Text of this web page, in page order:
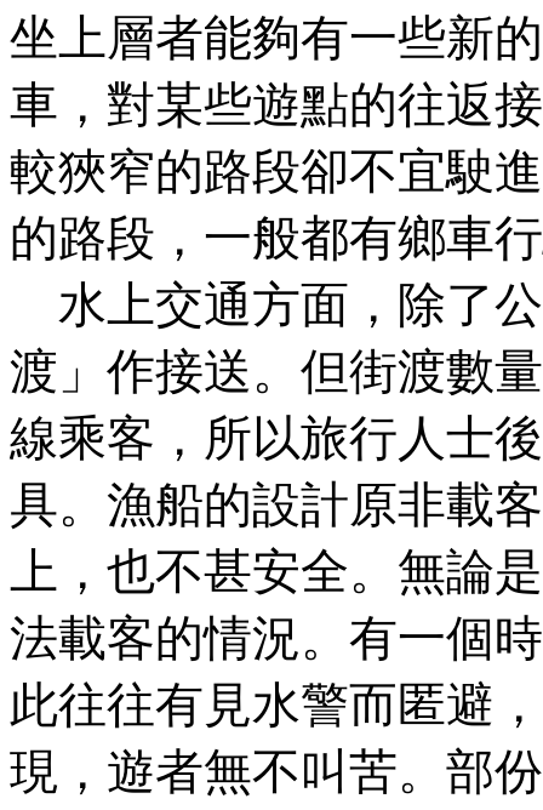
坐上層者能夠有一些新
車，對某些遊點的往返
較狹窄的路段卻不宜駛
的路段，一般都有鄉車
水上交通方面，除了
渡」作接送。但街渡數
線乘客，所以旅行人士
具。漁船的設計原非載
上，也不甚安全。無論
法載客的情況。有一個
此往往有見水警而匿避
現，遊者無不叫苦。部